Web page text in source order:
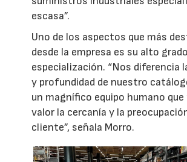
escasa”.
Uno de los aspectos que más
desde la empresa es su alto
especialización. “Nos diferencia
y profundidad de nuestro
un magnífico equipo humano que
valor la cercanía y la
cliente”, señala Morro.